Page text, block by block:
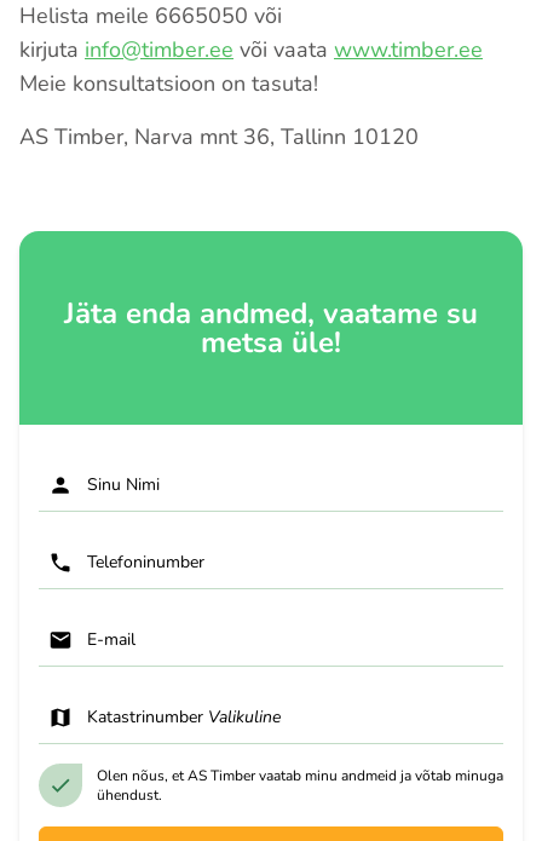
Helista meile 6665050 või
kirjuta info@timber.ee või vaata www.timber.ee
Meie konsultatsioon on tasuta!
AS Timber, Narva mnt 36, Tallinn 10120
Jäta enda andmed, vaatame su
metsa üle!
Sinu Nimi
Telefoninumber
E-mail
Katastrinumber Valikuline
Olen nõus, et AS Timber vaatab minu andmeid ja võtab minuga
ühendust.